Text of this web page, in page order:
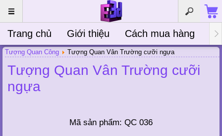
Trang chủ Giới thiệu Cách mua hàng
Tượng Quan Công Tượng Quan Vân Trường cưỡi ngựa
Tượng Quan Vân Trường cưỡi
ngựa
Mã sản phẩm: QC 036